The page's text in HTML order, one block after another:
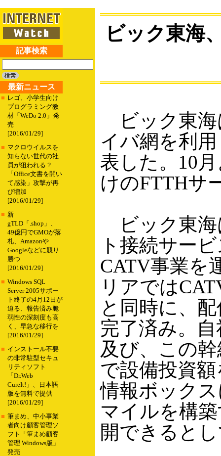
記事検索
最新ニュース
■ レゴ、小学生向け
プログラミング教
材「WeDo 2.0」発
売
[2016/01/29]
■ マクロウイルスを
知らない世代の社
員が狙われる？
「Office文書を開い
て感染」攻撃が再
び増加
[2016/01/29]
■ 新
gTLD「.shop」、
49億円でGMOが落
札、Amazonや
Googleなどに競り
勝つ
[2016/01/29]
■ Windows SQL
Server 2005サポー
ト終了の4月12日が
迫る、報告済み脆
弱性の深刻度も高
く、早急な移行を
[2016/01/29]
■ インストール不要
の非常駐型セキュ
リティソフト
「Dr.Web
CureIt!」、日本語
版を無料で提供
[2016/01/29]
■ 筆まめ、中小事業
者向け顧客管理ソ
フト「筆まめ顧客
管理 Windows版」
発売
ビック東海
ビック東海
イバ網を利
表した。10
けのFTTHサ
ビック東海
ト接続サー
CATV事業を
リアでは
と同時に、
完了済み。
及び、この
で設備投資
情報ボック
マイルを構
開できると